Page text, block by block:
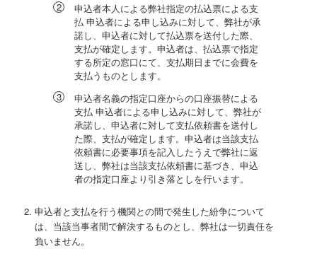
申込者本人による弊社指定の払込票による支
払 申込者による申し込みに対して、弊社が承
諾し、申込者に対して払込票を送付した際、
支払が確定します。申込者は、払込票で指定
する所定の窓口にて、支払期日までに会費を
支払うものとします。
申込者名義の指定口座からの口座振替による
支払 申込者による申し込みに対して、弊社が
承諾し、申込者に対して支払依頼書を送付し
た際、支払が確定します。申込者は当該支払
依頼書に必要事項を記入したうえで弊社に返
送し、弊社は当該支払依頼書に基づき、申込
者の指定口座より引き落としを行います。
申込者と支払を行う機関との間で発生した紛争について
は、当該当事者間で解決するものとし、弊社は一切責任を
負いません。